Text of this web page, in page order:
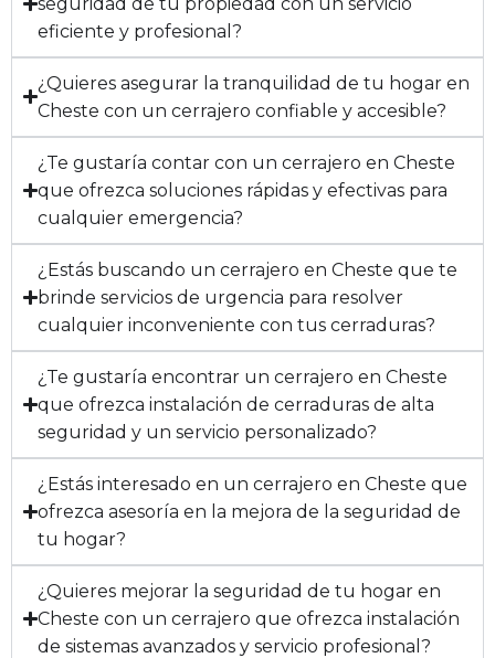
eficiente y profesional?
¿Quieres asegurar la tranquilidad de tu hogar en
Cheste con un cerrajero confiable y accesible?
¿Te gustaría contar con un cerrajero en Cheste
que ofrezca soluciones rápidas y efectivas para
cualquier emergencia?
¿Estás buscando un cerrajero en Cheste que te
brinde servicios de urgencia para resolver
cualquier inconveniente con tus cerraduras?
¿Te gustaría encontrar un cerrajero en Cheste
que ofrezca instalación de cerraduras de alta
seguridad y un servicio personalizado?
¿Estás interesado en un cerrajero en Cheste que
ofrezca asesoría en la mejora de la seguridad de
tu hogar?
¿Quieres mejorar la seguridad de tu hogar en
Cheste con un cerrajero que ofrezca instalación
de sistemas avanzados y servicio profesional?